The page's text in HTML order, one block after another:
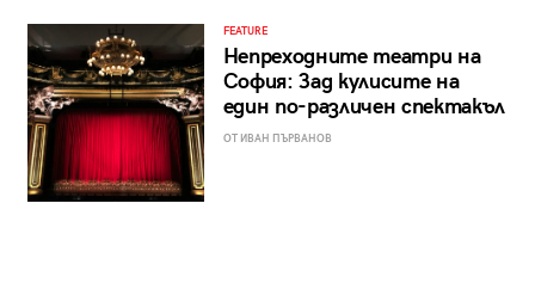
FEATURE
Непреходните театри на
София: Зад кулисите на
един по-различен спектакъл
ОТ ИВАН ПЪРВАНОВ